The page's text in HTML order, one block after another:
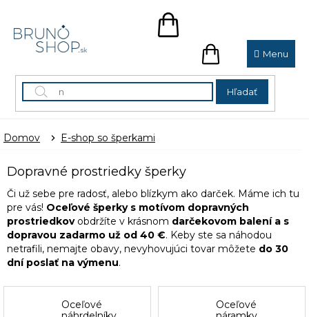
obsah
Hľadať
NÁKUPNÝ
NÁKUPNÝ
KOŠÍK
Domov E-shop so šperkami
Dopravné prostriedky šperky
Či už sebe pre radosť, alebo blízkym ako darček. Máme ich tu
pre vás! Oceľové šperky s motívom dopravných
prostriedkovobdržíte v krásnom darčekovom balení a s
dopravou zadarmo už od 40 €. Keby ste sa náhodou
netrafili, nemajte obavy, nevyhovujúci tovar môžete do 30
dní poslať na výmenu.
Oceľové
Oceľové